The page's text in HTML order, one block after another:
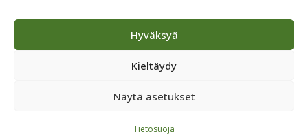
Hyväksyä
Kieltäydy
Näytä asetukset
Tietosuoja
Tilaa Citymark-uutiskirje
JULKAISIJA